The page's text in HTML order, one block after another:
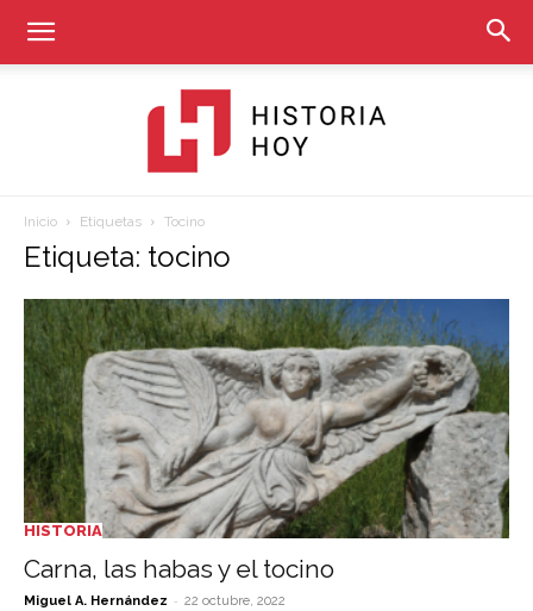
Hoy
Inicio Etiquetas Tocino
Etiqueta: tocino
HISTORIA
Carna, las habas y el tocino
Miguel A. Hernández - 22 octubre, 2022